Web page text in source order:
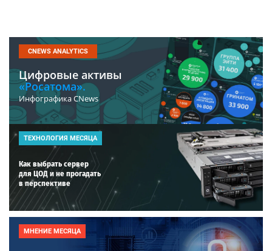
CNEWS ANALYTICS
Цифровые активы
«Росатома».
Инфографика CNews
ТЕХНОЛОГИЯ МЕСЯЦА
Как выбрать сервер
для ЦОД и не прогадать
в перспективе
МНЕНИЕ МЕСЯЦА